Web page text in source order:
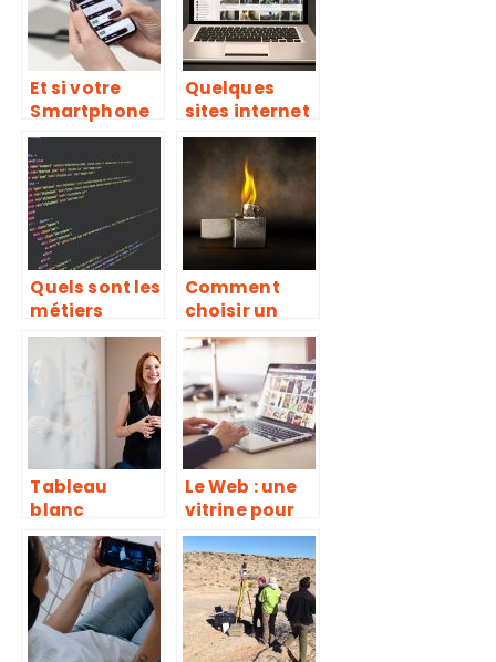
référenceme
nt ?
Et si votre
Smartphone
pouvait vous
aider pour
votre SEO?
Quelques
sites internet
pour regarder
des films et
des séries en
Quels sont les
métiers
relatifs aux
sciences de la
technologie ?
Comment
choisir un
briquet
électrique ?
Tableau
blanc
interactif :
comment
choisir ?
Le Web : une
vitrine pour
son
entreprise à
ne pas
négliger